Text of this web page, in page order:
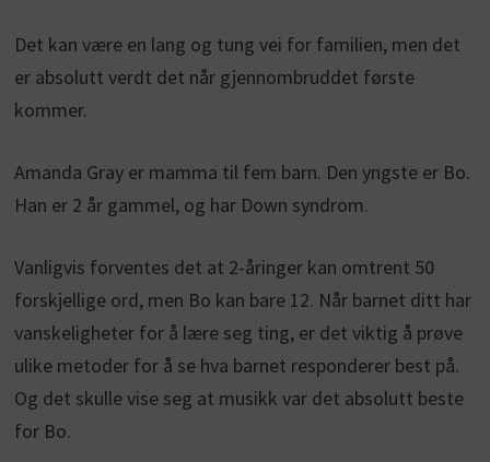
Det kan være en lang og tung vei for familien, men det
er absolutt verdt det når gjennombruddet første
kommer.
Amanda Gray er mamma til fem barn. Den yngste er Bo.
Han er 2 år gammel, og har Down syndrom.
Vanligvis forventes det at 2-åringer kan omtrent 50
forskjellige ord, men Bo kan bare 12. Når barnet ditt har
vanskeligheter for å lære seg ting, er det viktig å prøve
ulike metoder for å se hva barnet responderer best på.
Og det skulle vise seg at musikk var det absolutt beste
for Bo.